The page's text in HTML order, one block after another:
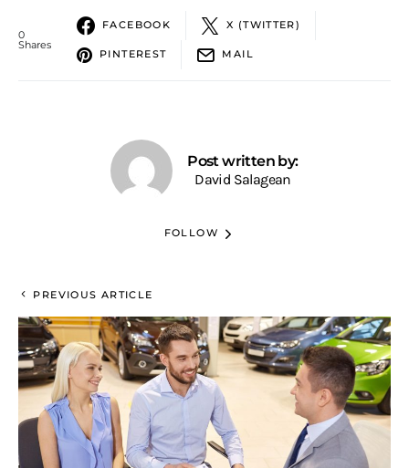
0
Shares
FACEBOOK X (TWITTER)
PINTEREST MAIL
Post written by:
David Salagean
FOLLOW
PREVIOUS ARTICLE